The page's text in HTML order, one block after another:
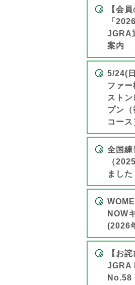
【会
「
JGRA
案内
5/24(
ファ
スト
プン
コース
全国練
（
ました
NOW
(2026
【お
JGRA
No.58